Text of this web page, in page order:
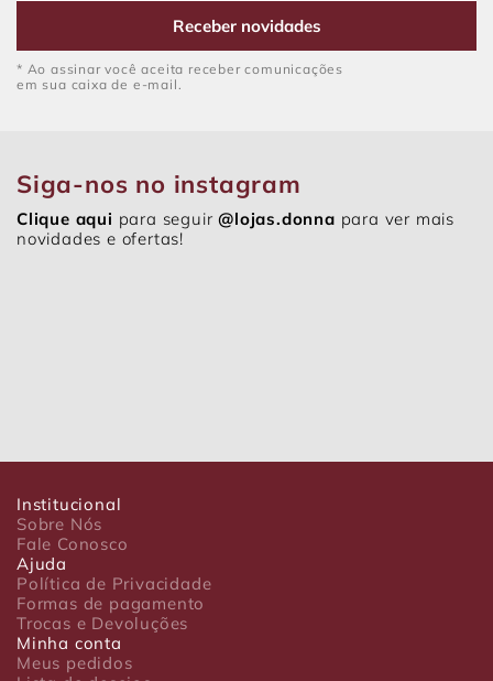
Receber novidades
* Ao assinar você aceita receber comunicações
em sua caixa de e-mail.
Siga-nos no instagram
Clique aqui para seguir@lojas.donna para ver mais
novidades e ofertas!
Institucional
Sobre Nós
Fale Conosco
Ajuda
Política de Privacidade
Formas de pagamento
Trocas e Devoluções
Minha conta
Meus pedidos